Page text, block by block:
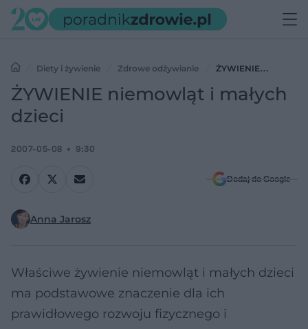
Diety i żywienie Zdrowe odżywianie
ŻYWIENIE
niemowląt i małych dzieci
ŻYWIENIE niemowląt i małych
dzieci
2007-05-08 9:30
Dodaj do Google
Anna Jarosz
Właściwe żywienie niemowląt i małych dzieci
ma podstawowe znaczenie dla ich
prawidłowego rozwoju fizycznego i